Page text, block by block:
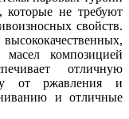
которые не требуют
свойств.
масел композицией
отличную
от ржавления и
и отличные